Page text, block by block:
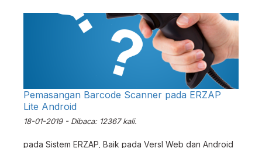
Pemasangan Barcode Scanner pada ERZAP
Lite Android
18-01-2019 - Dibaca: 12367 kali.
pada Sistem ERZAP, Baik pada VersI Web dan Android